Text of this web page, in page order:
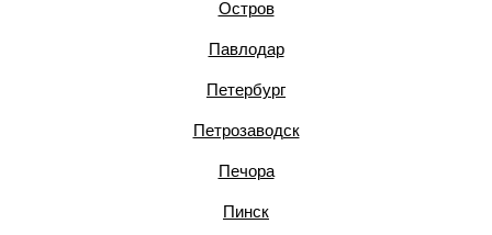
Остров
Павлодар
Петербург
Петрозаводск
Печора
Пинск